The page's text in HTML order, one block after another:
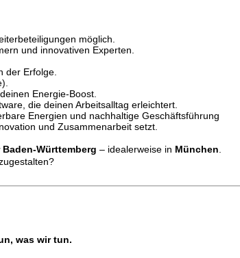
möglich.
und innovativen Experten.
der Erfolge.
Energie-Boost.
die deinen Arbeitsalltag erleichtert.
Energien und nachhaltige Geschäftsführung
und Zusammenarbeit setzt.
Württemberg – idealerweise in München
was wir tun.